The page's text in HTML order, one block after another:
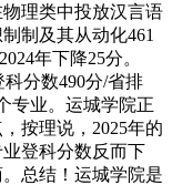
理类中投放汉言语
制及其从动化461
年下降25分。
分数490分/省排
专业。运城学院正
按理说，2025年的
登科分数反而下
总结！运城学院是